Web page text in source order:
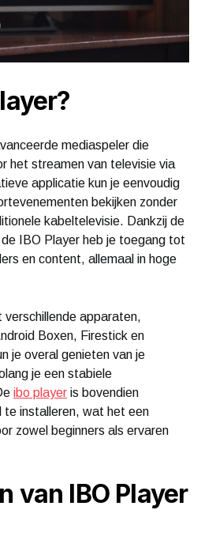
mediaspeler die
het streamen van televisie via
applicatie kun je eenvoudig
bekijken zonder
kabeltelevisie. Dankzij de
IBO Player heb je toegang tot
en content, allemaal in hoge
verschillende apparaten,
Boxen, Firestick en
je overal genieten van je
je een stabiele
ibo player is bovendien
te installeren, wat het een
zowel beginners als ervaren
van IBO Player